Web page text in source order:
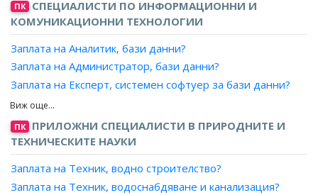
Заплата на Главен счетоводител?
Заплата на Заместник главен счетоводител?
Заплата на Счетоводител?
Заплата на Одитор?
Заплата на Асистент одитор?
Заплата на Старши помощник одитор?
Заплата на Вътрешен одитор?
Заплата на Ревизор?
Заплата на Финансов контрольор?
Заплата на Синдик?
ПК СПЕЦИАЛИСТИ ПО ИНФОРМАЦИОННИ И
КОМУНИКАЦИОННИ ТЕХНОЛОГИИ
Заплата на Аналитик, бази данни?
Заплата на Администратор, бази данни?
Заплата на Експерт, системен софтуер за бази данни?
Заплата на Проектант, бази данни?
Заплата на Програмист, бази данни?
ПК ПРИЛОЖНИ СПЕЦИАЛИСТИ В ПРИРОДНИТЕ И
ТЕХНИЧЕСКИТЕ НАУКИ
Заплата на Техник, водно строителство?
Заплата на Техник, водоснабдяване и канализация?